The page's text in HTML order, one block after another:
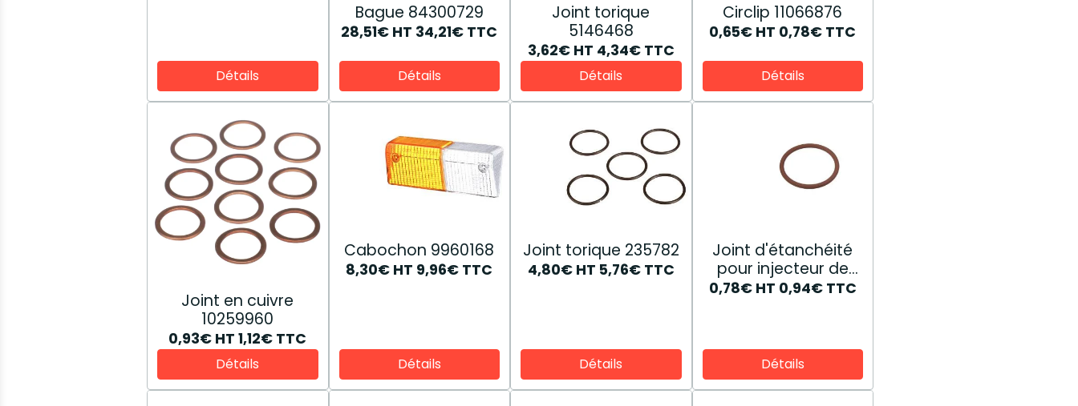
Détails
Bague 84300729
28,51€ HT 34,21€ TTC
Détails
Joint torique
5146468
3,62€ HT 4,34€ TTC
Détails
Circlip 11066876
0,65€ HT 0,78€ TTC
Détails
Joint en cuivre
10259960
0,93€ HT 1,12€ TTC
Détails
Cabochon 9960168
8,30€ HT 9,96€ TTC
Détails
Joint torique 235782
4,80€ HT 5,76€ TTC
Détails
Joint d'étanchéité
pour injecteur de
carburant 17278981
0,78€ HT 0,94€ TTC
Détails